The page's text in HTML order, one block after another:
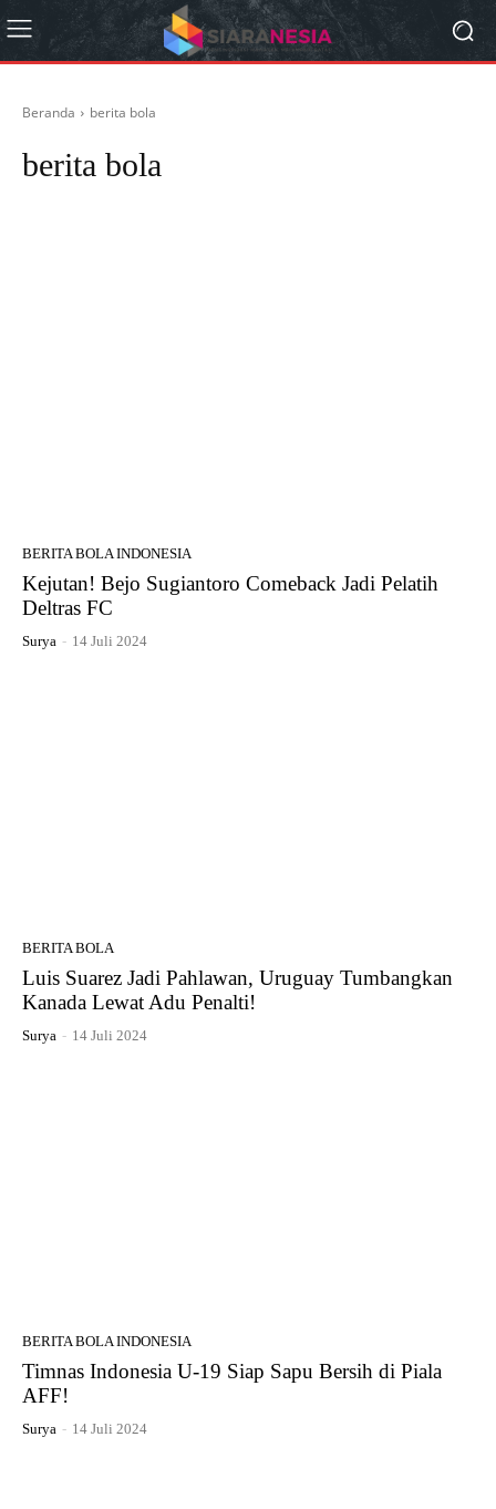
Beranda berita bola
berita bola
BERITA BOLA INDONESIA
Kejutan! Bejo Sugiantoro Comeback Jadi Pelatih
Deltras FC
Surya - 14 Juli 2024
BERITA BOLA
Luis Suarez Jadi Pahlawan, Uruguay Tumbangkan
Kanada Lewat Adu Penalti!
Surya - 14 Juli 2024
BERITA BOLA INDONESIA
Timnas Indonesia U-19 Siap Sapu Bersih di Piala
AFF!
Surya - 14 Juli 2024